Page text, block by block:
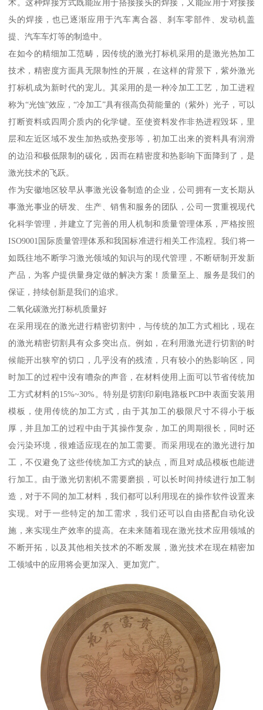
术。这种焊接方式既能应用于搭接接头的焊接，又能应用于对接接
头的焊接，也已逐渐应用于汽车离合器、刹车零部件、发动机盖
提、汽车车灯等的制造中。
在如今的精细加工范畴，因传统的激光打标机采用的是激光热加工
技术，精密度方面具无限制性的开展，在这样的背景下，紫外激光
打标机成为新时代的宠儿。其采用的是一种冷加工工艺，加工进程
称为“光蚀”效应，“冷加工”具有很高负荷能量的（紫外）光子，可以
打断资料或四周介质内的化学键。至使资料发作非热进程毁坏，里
层和左近区域不发生加热或热变形等，初加工出来的资料具有润滑
的边沿和极低限制的碳化，因而在精密度和热影响下面降到了，是
激光技术的飞跃。
作为安徽地区较早从事激光设备制造的企业，公司拥有一支长期从
事激光事业的研发、生产、销售和服务的团队，公司一贯重视现代
化科学管理，并建立了完善的用人机制和质量管理体系，严格按照
ISO9001国际质量管理体系和我国标准进行相关工作流程。我们将一
如既往地不断学习激光领域的知识与的现代管理，不断研制开发新
产品，为客户提供量身定做的解决方案！质量至上、服务是我们的
保证，持续创新是我们的追求。
二氧化碳激光打标机质量好
在采用现在的激光进行精密切割中，与传统的加工方式相比，现在
的激光精密切割具有众多突出点。例如，在利用激光进行切割的时
候能开出狭窄的切口，几乎没有的残渣，只有较小的热影响区，同
时加工的过程中没有嘈杂的声音，在材料使用上面可以节省传统加
工方式材料的15%~30%。特别是切割印刷电路板PCB中表面安装用
模板，使用传统的加工方式，由于其加工的极限尺寸不得小于板
厚，并且加工的过程中由于其操作复杂，加工的周期很长，同时还
会污染环境，很难适应现在的加工需要。而采用现在的激光进行加
工，不仅避免了这些传统加工方式的缺点，而且对成品模板也能进
行加工。由于激光切割机不需要磨损，可以长时间持续进行加工制
造，对于不同的加工材料，我们都可以利用现在的操作软件设置来
实现。对于一些特定的加工需求，我们还可以自由搭配自动化设
施，来实现生产效率的提高。在未来随着现在激光技术应用领域的
不断开拓，以及其他相关技术的不断发展，激光技术在现在精密加
工领域中的应用将会更加深入、更加宽广。